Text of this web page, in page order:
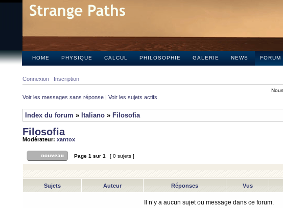
HOME PHYSIQUE CALCUL PHILOSOPHIE GALERIE NEWS FORUM
Connexion Inscription
Voir les messages sans réponse | Voir les sujets actifs
Index du forum » Italiano » Filosofia
Filosofia
Modérateur: xantox
Page 1 sur 1 [ 0 sujets ]
Sujets Auteur Réponses Vus
Il n’y a aucun sujet ou message dans ce forum.